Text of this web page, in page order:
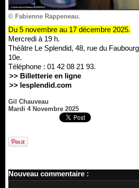
© Fabienne Rappeneau.
Du 5 novembre au 17 décembre 2025.
Mercredi à 19 h.
Théâtre Le Splendid, 48, rue du
10e.
Téléphone : 01 42 08 21 93.
>> Billetterie en ligne
>> lesplendid.com
Gil Chauveau
Mardi 4 Novembre 2025
Nouveau commentaire :